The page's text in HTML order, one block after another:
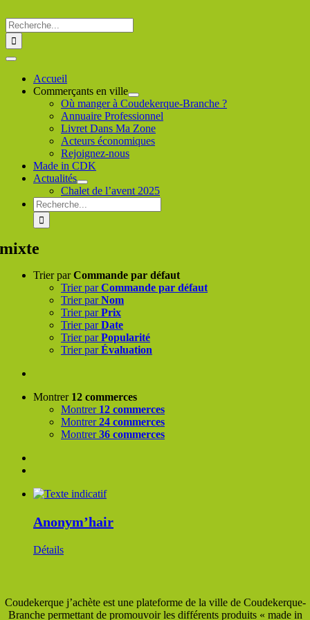
au
contenu
Rechercher
:
Toggle
NavigationAccueil
Commerçants en ville
Où manger à Coudekerque-Branche ?
Annuaire Professionnel
Livret Dans Ma Zone
Acteurs économiques
Rejoignez-nous
Made in CDK
Actualités
Chalet de l’avent 2025
Rechercher
:
mixte
Trier parCommande par défaut
Trier parCommande par défaut
Trier parNom
Trier parPrix
Trier parDate
Trier parPopularité
Trier parÉvaluation
Montrer 12 commerces
Montrer 12 commerces
Montrer24 commerces
Montrer36 commerces
Anonym’hair
Détails
Coudekerque j’achète est une plateforme de la ville de Coudekerque-
Branche permettant de promouvoir les différents produits « made in